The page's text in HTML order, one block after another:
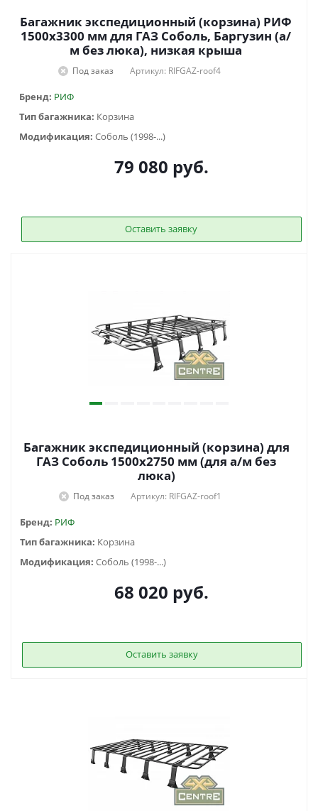
Багажник экспедиционный (корзина) РИФ
1500х3300 мм для ГАЗ Соболь, Баргузин (а/
м без люка), низкая крыша
Под заказ Артикул: RIFGAZ-roof4
Бренд: РИФ
Тип багажника: Корзина
Модификация: Соболь (1998-...)
79 080 руб.
Оставить заявку
Багажник экспедиционный (корзина) для
ГАЗ Соболь 1500х2750 мм (для а/м без
люка)
Под заказ Артикул: RIFGAZ-roof1
Бренд: РИФ
Тип багажника: Корзина
Модификация: Соболь (1998-...)
68 020 руб.
Оставить заявку